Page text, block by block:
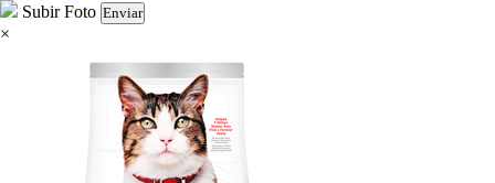
Subir Foto Enviar
×